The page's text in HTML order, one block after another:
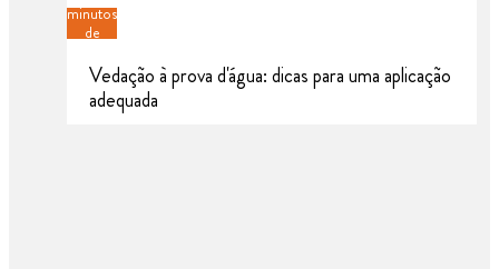
minutos
de
Vedação à prova d'água: dicas para uma aplicação
adequada